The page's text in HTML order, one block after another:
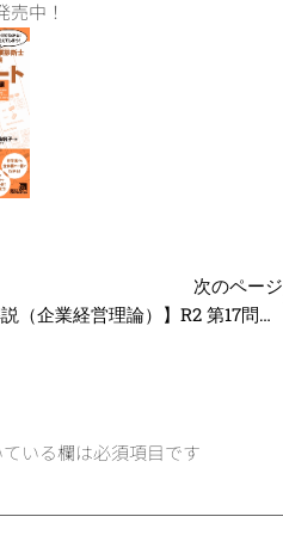
売中！
次のページ
【過去問解説（企業経営理論）】R2 第17問 成長戦略と多角化
ている欄は必須項目です